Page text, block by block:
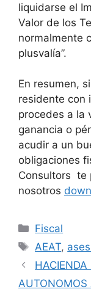
liquidarse el
Valor de los
normalmente
plusvalía”.
En resumen,
residente con
procedes a la
ganancia o
acudir a un
obligaciones
Consultors te
nosotros
Fiscal
AEAT,
AUTONOMOS